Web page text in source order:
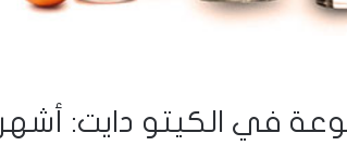
في الكيتو دايت: أشهر 7 أنواع